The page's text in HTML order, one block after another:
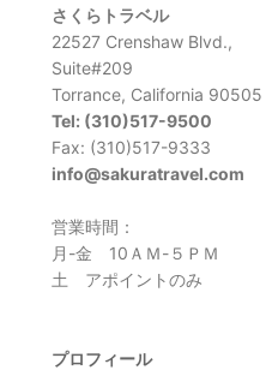
さくらトラベル
22527 Crenshaw Blvd.,
Suite#209
Torrance, California 90505
Tel: (310)517-9500
Fax: (310)517-9333
info@sakuratravel.com
営業時間：
月-金 10ＡＭ-５ＰＭ
土 アポイントのみ
プロフィール